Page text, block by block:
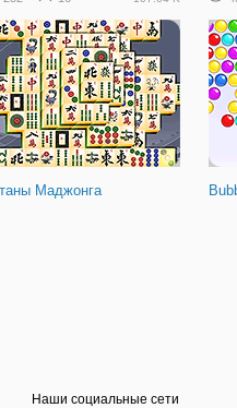
Маджонга
Наши социальные сети